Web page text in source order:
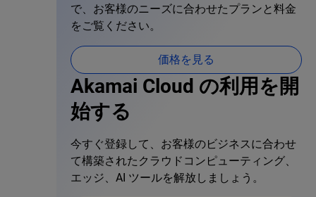
で、お客様のニーズに合わせたプランと料金
をご覧ください。
価格を見る
Akamai Cloud の利用を開
始する
今すぐ登録して、お客様のビジネスに合わせ
て構築されたクラウドコンピューティング、
エッジ、AI ツールを解放しましょう。